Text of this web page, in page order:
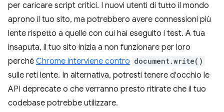
per caricare script critici. I nuovi utenti di tutto il mondo
aprono il tuo sito, ma potrebbero avere connessioni più
lente rispetto a quelle con cui hai eseguito i test. A tua
insaputa, il tuo sito inizia a non funzionare per loro
perché Chrome interviene contro document.write()
sulle reti lente. In alternativa, potresti tenere d'occhio le
API deprecate o che verranno presto ritirate che il tuo
codebase potrebbe utilizzare.